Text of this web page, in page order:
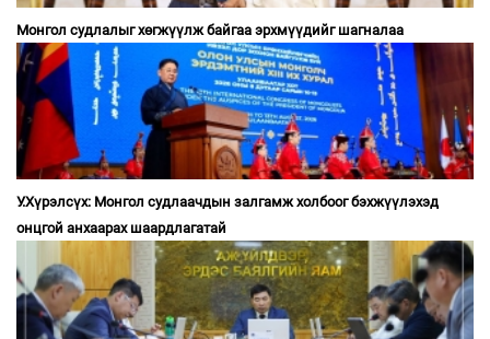
Монгол судлалыг хөгжүүлж байгаа эрхмүүдийг шагналаа
У.Хүрэлсүх: Монгол судлаачдын залгамж холбоог бэхжүүлэхэд
онцгой анхаарах шаардлагатай